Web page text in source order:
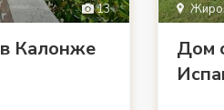
13
Калонже
Дом